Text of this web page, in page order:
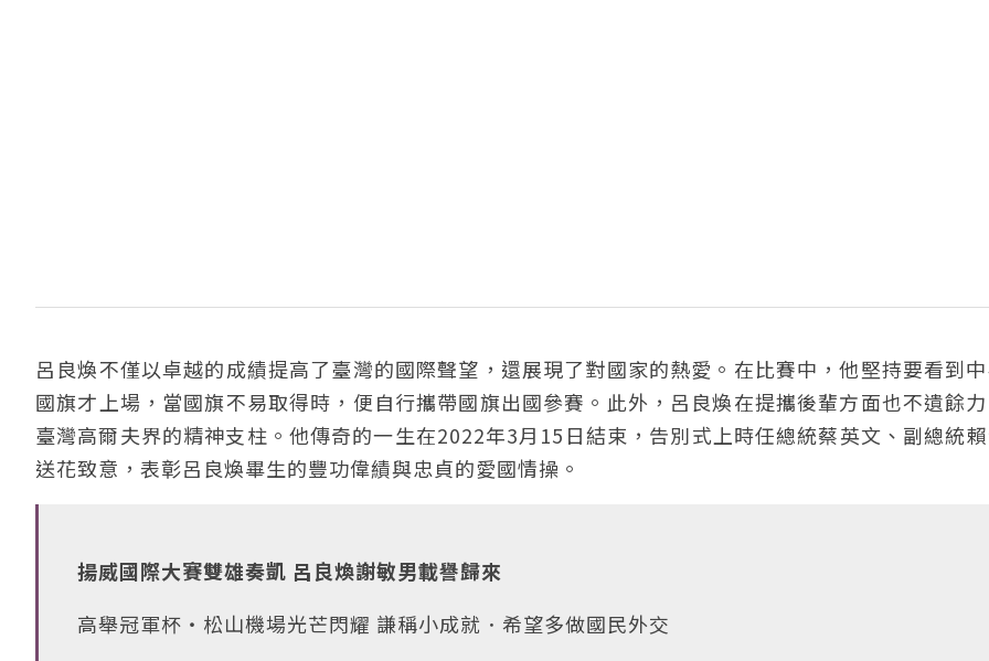
呂良煥不僅以卓越的成績提高了臺灣的國際聲望，還展現了對國家的熱愛。在比賽中，他堅持要看到
國旗才上場，當國旗不易取得時，便自行攜帶國旗出國參賽。此外，呂良煥在提攜後輩方面也不遺餘
臺灣高爾夫界的精神支柱。他傳奇的一生在2022年3月15日結束，告別式上時任總統蔡英文、副總統
送花致意，表彰呂良煥畢生的豐功偉績與忠貞的愛國情操。
揚威國際大賽雙雄奏凱 呂良煥謝敏男載譽歸來
高舉冠軍杯‧松山機場光芒閃耀 謙稱小成就．希望多做國民外交